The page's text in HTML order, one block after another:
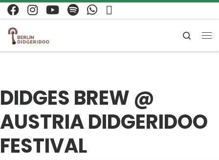
Zum Inhalt springen
Search
DIDGES BREW @
AUSTRIA DIDGERIDOO
FESTIVAL